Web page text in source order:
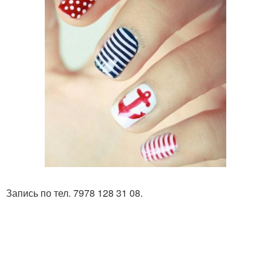
Запись по тел. 7978 128 31 08.